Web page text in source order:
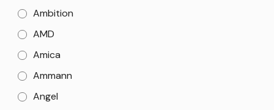
Ambition
AMD
Amica
Ammann
Angel